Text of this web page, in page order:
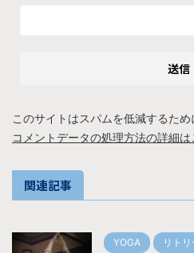
このサイトはスパムを低減するた
コメントデータの処理方法の詳細
関連記事
YOGA リトリ